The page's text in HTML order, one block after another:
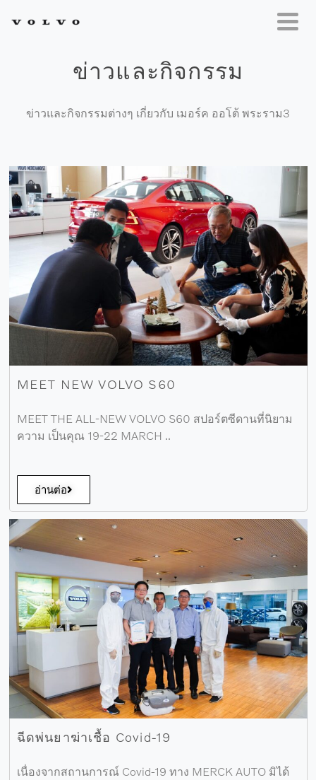
ข่าวและกิจกรรม
ข่าวและกิจกรรมต่างๆ เกี่ยวกับ เมอร์ค ออโต้ พระราม3
MEET NEW VOLVO S60
MEET THE ALL-NEW VOLVO S60 สปอร์ตซีดานที่นิยาม
ความ เป็นคุณ 19-22 MARCH ..
อ่านต่อ
ฉีดพ่นยาฆ่าเชื้อ Covid-19
เนื่องจากสถานการณ์ Covid-19 ทาง MERCK AUTO มิได้